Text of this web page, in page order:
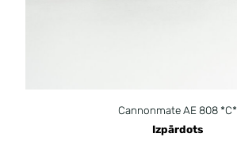
Cannonmate AE 808 *C*
Izpārdots